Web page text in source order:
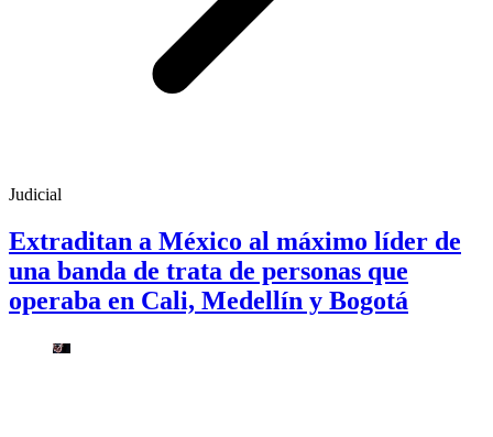
Judicial
Extraditan a México al máximo líder de
una banda de trata de personas que
operaba en Cali, Medellín y Bogotá